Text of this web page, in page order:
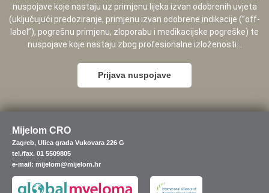
nuspojave koje nastaju uz primjenu lijeka izvan odobrenih uvjeta
(uključujući predoziranje, primjenu izvan odobrene indikacije (”off-
label”), pogrešnu primjenu, zloporabu i medikacijske pogreške) te
nuspojave koje nastaju zbog profesionalne izloženosti...
Prijava nuspojave
Mijelom CRO
Zagreb, Ulica grada Vukovara 226 G
tel./fax. 01 5509805
e-mail: mijelom@mijelom.hr